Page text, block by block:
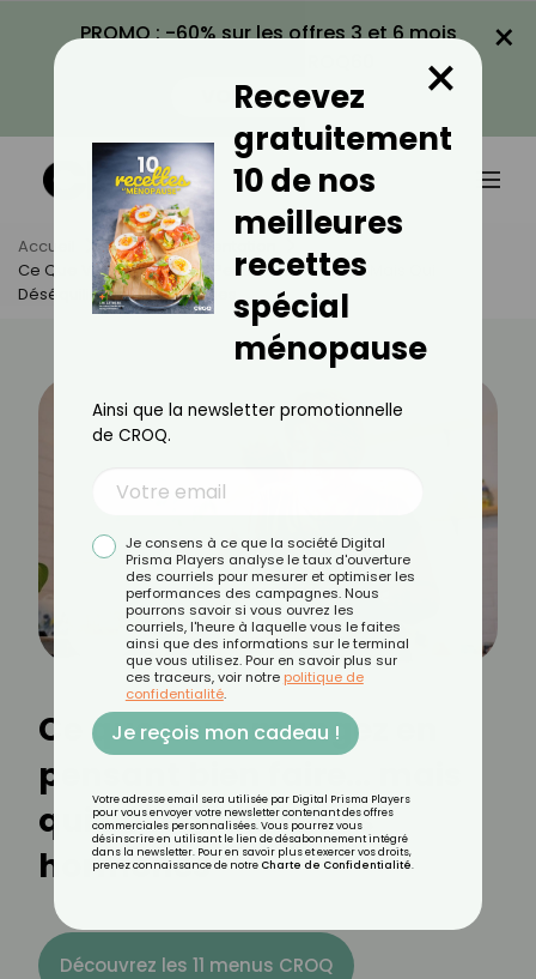
PROMO : -60% sur les offres 3 et 6 mois
VOIR LA PROMO
×
Accueil Actus
Alimentation
Ce Que Vous Mangez En Pensant Bien Faire… Mais Qui
Déséquilibre Vos Hormones
Ce que vous mangez en
pensant bien faire… mais
qui déséquilibre vos
hormones
Découvrez les 11 menus CROQ
Recevez
gratuitement
10 de nos
meilleures
recettes
spécial
ménopause
×
Ainsi que la newsletter promotionnelle
de CROQ.
Je consens à ce que la société Digital
Prisma Players analyse le taux d'ouverture
des courriels pour mesurer et optimiser les
performances des campagnes. Nous
pourrons savoir si vous ouvrez les
courriels, l'heure à laquelle vous le faites
ainsi que des informations sur le terminal
que vous utilisez. Pour en savoir plus sur
ces traceurs, voir notre politique de
confidentialité.
Je reçois mon cadeau !
Votre adresse email sera utilisée par Digital Prisma Players
pour vous envoyer votre newsletter contenant des offres
commerciales personnalisées. Vous pourrez vous
désinscrire en utilisant le lien de désabonnement intégré
dans la newsletter. Pour en savoir plus et exercer vos droits,
prenez connaissance de notre Charte de Confidentialité.